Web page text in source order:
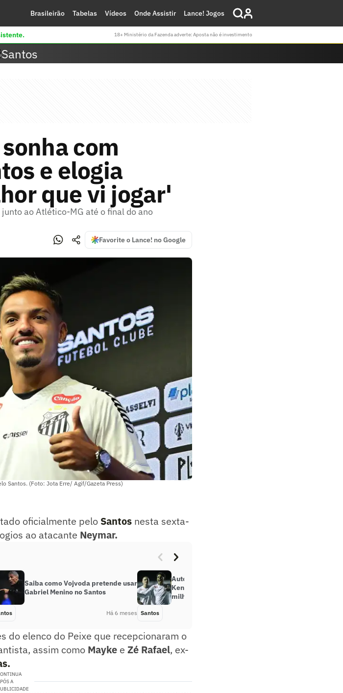
Brasileirão Tabelas Vídeos Onde Assistir Lance! Jogos
18+ Ministério da Fazenda adverte: Aposta não é investimento
Santos
com
e elogia
que vi jogar'
ao Atlético-MG até o final do ano
Favorite o Lance! no Google
Santos. (Foto: Jota Erre/ Agif/Gazeta Press)
oficialmente pelo Santos nesta sexta-
ao atacante Neymar.
Saiba como Vojvoda pretende usar
Gabriel Menino no Santos
Há 6 meses
Autor do gol do Santos na Copinha,
Kenay tem multa rescisória de 100
milhões de euros
Santos
do elenco do Peixe que recepcionaram o
assim como Mayke e Zé Rafael, ex-
A